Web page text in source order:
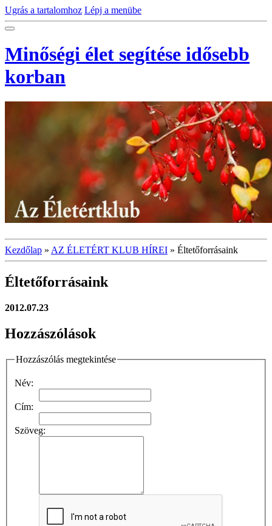
Ugrás a tartalomhoz Lépj a menübe
Minőségi élet segítése idősebb
korban
Kezdőlap » AZ ÉLETÉRT KLUB HÍREI » Éltetőforrásaink
Éltetőforrásaink
2012.07.23
Hozzászólások
Hozzászólás megtekintése
Név:
Cím:
Szöveg: